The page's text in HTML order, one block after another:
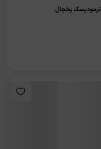
ترمودیسک یخچال